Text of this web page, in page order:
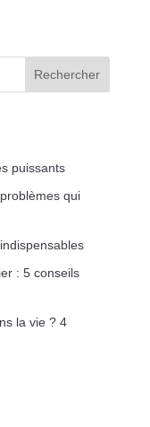
Rechercher
puissants
qui
: 5 conseils
la vie ? 4